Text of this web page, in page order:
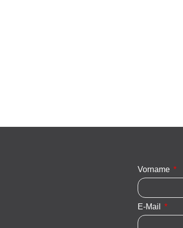
Vorname
E-Mail